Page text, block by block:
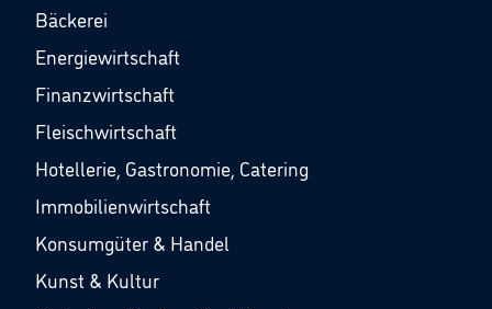
Bäckerei
Energiewirtschaft
Finanzwirtschaft
Fleischwirtschaft
Hotellerie, Gastronomie, Catering
Immobilienwirtschaft
Konsumgüter & Handel
Kunst & Kultur